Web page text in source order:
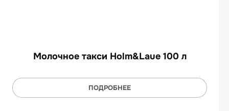
Молочное такси Holm&Laue 100 л
ПОДРОБНЕЕ